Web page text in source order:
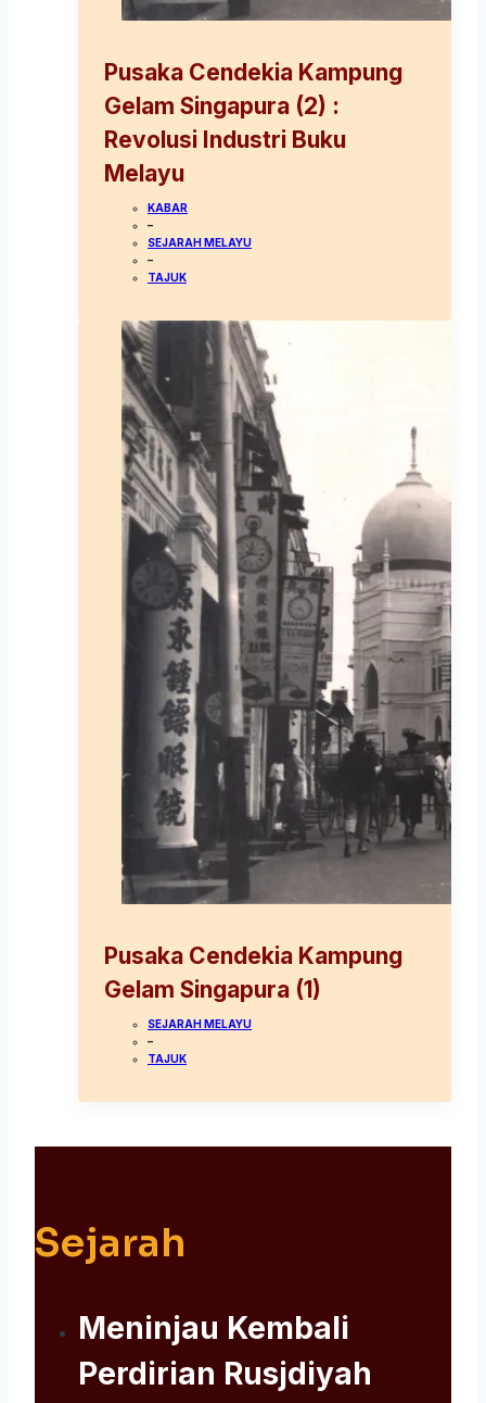
Pusaka Cendekia Kampung
Gelam Singapura (2) :
Revolusi Industri Buku
Melayu
KABAR
–
SEJARAH MELAYU
–
TAJUK
Pusaka Cendekia Kampung
Gelam Singapura (1)
SEJARAH MELAYU
–
TAJUK
Sejarah
Meninjau Kembali
Perdirian Rusjdiyah